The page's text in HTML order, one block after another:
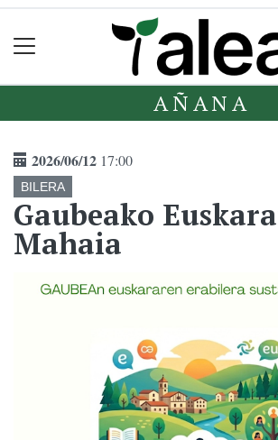
AÑANA
2026/06/12 17:00
BILERA
Gaubeako
Mahaia